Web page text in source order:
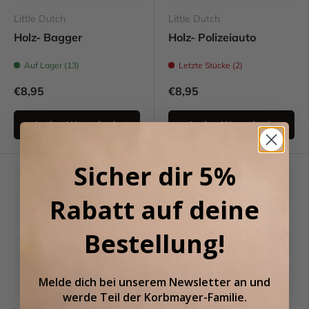
Little Dutch
Holz- Bagger
Auf Lager (13)
€8,95
In den Warenkorb
Little Dutch
Holz- Polizeiauto
Letzte Stücke (2)
€8,95
In den Warenkorb
Sicher dir 5%
Rabatt auf deine
Bestellung!
Melde dich bei unserem Newsletter an und
werde Teil der Korbmayer-Familie.